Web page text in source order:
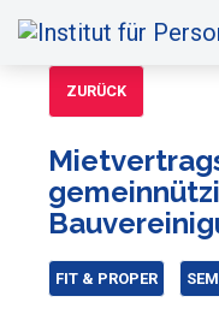
ZURÜCK
FIT & PROPER